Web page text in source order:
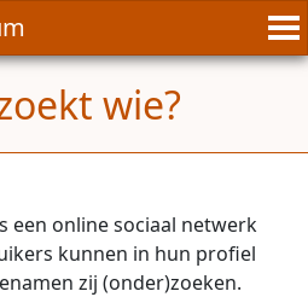
wie?
een online sociaal netwerk
kunnen in hun profiel
zij (onder)zoeken.